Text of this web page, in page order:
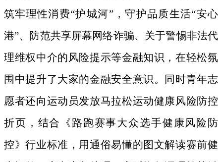
筑牢理性消费“护城河”，守护品质生活“安心
港”、防范共享屏幕网络诈骗、关于警惕非法代
理维权中介的风险提示等金融知识，在轻松氛
围中提升了大家的金融安全意识。同时青年志
愿者还向运动员发放马拉松运动健康风险防控
折页，结合《路跑赛事大众选手健康风险防
控》行业标准，用通俗易懂的图文解读赛前健